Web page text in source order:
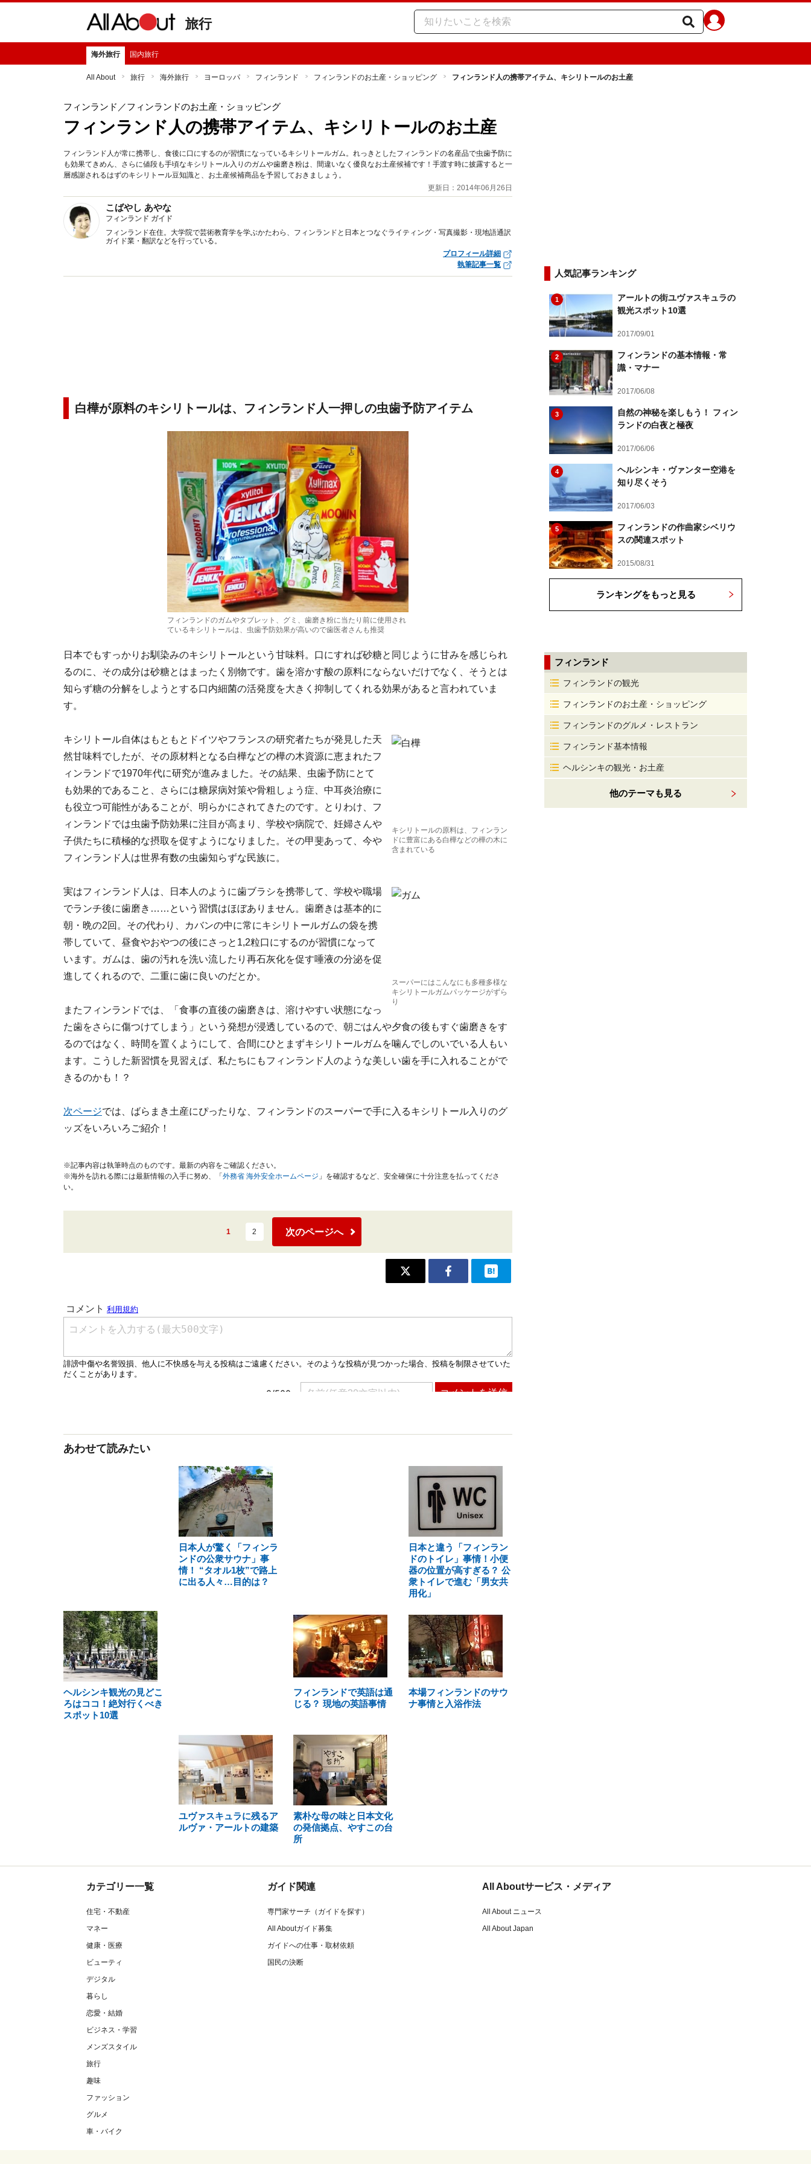
旅行
海外旅行 国内旅行
All About 旅行 海外旅行 ヨーロッパ フィンランド フィンランドのお土産・ショッピング フィンランド人の携帯アイテム、キシリトールのお土産
フィンランド ／フィンランドのお土産・ショッピング
フィンランド人の携帯アイテム、キシリトールのお土産
フィンランド人が常に携帯し、食後に口にするのが習慣になっているキシリトールガム。れっきとしたフィンランドの名産品で虫歯予防に
も効果てきめん、さらに値段も手頃なキシリトール入りのガムや歯磨き粉は、間違いなく優良なお土産候補です！手渡す時に披露すると一
層感謝されるはずのキシリトール豆知識と、お土産候補商品を予習しておきましょう。
更新日：2014年06月26日
こばやし あやな
フィンランド ガイド
フィンランド在住。大学院で芸術教育学を学ぶかたわら、フィンランドと日本とつなぐライティング・写真撮影・現地語通訳
ガイド業・翻訳などを行っている。
プロフィール詳細
執筆記事一覧
白樺が原料のキシリトールは、フィンランド人一押しの虫歯予防アイテム
フィンランドのガムやタブレット、グミ、歯磨き粉に当たり前に使用され
ているキシリトールは、虫歯予防効果が高いので歯医者さんも推奨
日本でもすっかりお馴染みのキシリトールという甘味料。口にすれば砂糖と同じように甘みを感じられ
るのに、その成分は砂糖とはまったく別物です。歯を溶かす酸の原料にならないだけでなく、そうとは
知らず糖の分解をしようとする口内細菌の活発度を大きく抑制してくれる効果があると言われていま
す。
キシリトールの原料は、フィンラン
ドに豊富にある白樺などの樺の木に
含まれている
キシリトール自体はもともとドイツやフランスの研究者たちが発見した天
然甘味料でしたが、その原材料となる白樺などの樺の木資源に恵まれたフ
ィンランドで1970年代に研究が進みました。その結果、虫歯予防にとて
も効果的であること、さらには糖尿病対策や骨粗しょう症、中耳炎治療に
も役立つ可能性があることが、明らかにされてきたのです。とりわけ、フ
ィンランドでは虫歯予防効果に注目が高まり、学校や病院で、妊婦さんや
子供たちに積極的な摂取を促すようになりました。その甲斐あって、今や
フィンランド人は世界有数の虫歯知らずな民族に。
スーパーにはこんなにも多種多様な
キシリトールガムパッケージがずら
り
実はフィンランド人は、日本人のように歯ブラシを携帯して、学校や職場
でランチ後に歯磨き……という習慣はほぼありません。歯磨きは基本的に
朝・晩の2回。その代わり、カバンの中に常にキシリトールガムの袋を携
帯していて、昼食やおやつの後にさっと1,2粒口にするのが習慣になって
います。ガムは、歯の汚れを洗い流したり再石灰化を促す唾液の分泌を促
進してくれるので、二重に歯に良いのだとか。
またフィンランドでは、「食事の直後の歯磨きは、溶けやすい状態になっ
た歯をさらに傷つけてしまう」という発想が浸透しているので、朝ごはんや夕食の後もすぐ歯磨きをす
るのではなく、時間を置くようにして、合間にひとまずキシリトールガムを噛んでしのいでいる人もい
ます。こうした新習慣を見習えば、私たちにもフィンランド人のような美しい歯を手に入れることがで
きるのかも！？
次ページでは、ばらまき土産にぴったりな、フィンランドのスーパーで手に入るキシリトール入りのグ
ッズをいろいろご紹介！
※記事内容は執筆時点のものです。最新の内容をご確認ください。
※海外を訪れる際には最新情報の入手に努め、「 外務省 海外安全ホームページ 」を確認するなど、安全確保に十分注意を払ってくださ
い。
1 2 次のページへ
あわせて読みたい
日本人が驚く「フィンラ
ンドの公衆サウナ」事
情！ “タオル1枚”で路上
に出る人々…目的は？
日本と違う「フィンラン
ドのトイレ」事情！小便
器の位置が高すぎる？ 公
衆トイレで進む「男女共
用化」
ヘルシンキ観光の見どこ
ろはココ！絶対行くべき
スポット10選
フィンランドで英語は通
じる？ 現地の英語事情
本場フィンランドのサウ
ナ事情と入浴作法
ユヴァスキュラに残るア
ルヴァ・アールトの建築
素朴な母の味と日本文化
の発信拠点、やすこの台
所
人気記事ランキング
1
アールトの街ユヴァスキュラの
観光スポット10選
2017/09/01
2
フィンランドの基本情報・常
識・マナー
2017/06/08
3
自然の神秘を楽しもう！ フィン
ランドの白夜と極夜
2017/06/06
4
ヘルシンキ・ヴァンター空港を
知り尽くそう
2017/06/03
5
フィンランドの作曲家シベリウ
スの関連スポット
2015/08/31
ランキングをもっと見る
フィンランド
フィンランドの観光
フィンランドのお土産・ショッピング
フィンランドのグルメ・レストラン
フィンランド基本情報
ヘルシンキの観光・お土産
他のテーマも見る
カテゴリー一覧
住宅・不動産
マネー
健康・医療
ビューティ
デジタル
暮らし
恋愛・結婚
ビジネス・学習
メンズスタイル
旅行
趣味
ファッション
グルメ
車・バイク
ガイド関連
専門家サーチ（ガイドを探す）
All Aboutガイド募集
ガイドへの仕事・取材依頼
国民の決断
All Aboutサービス・メディア
All About ニュース
All About Japan